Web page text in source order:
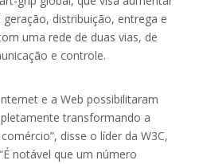
distribuição, entrega e
uma rede de duas vias, de
e controle.
e a Web possibilitaram
transformando a
disse o líder da W3C,
notável que um número